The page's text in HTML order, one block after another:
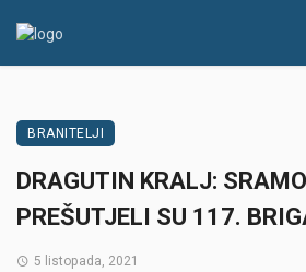
BRANITELJI
DRAGUTIN KRALJ:
PREŠUTJELI SU 117.
5 listopada, 2021